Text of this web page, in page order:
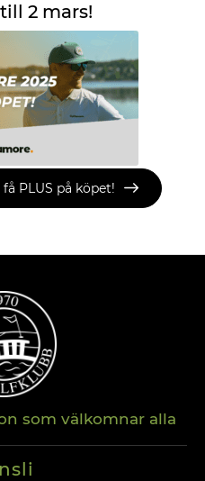
2 mars!
PLUS på köpet!
som välkomnar alla